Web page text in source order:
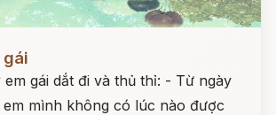
gái
gái dắt đi và thủ thỉ: - Từ ngày
em mình không có lúc nào được